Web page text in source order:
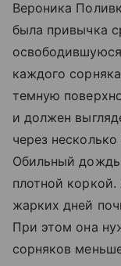
Вероника
была привычка
каждого
темную
и должен
через
Обильный дождь
плотной
жарких дней
При этом она
сорняков